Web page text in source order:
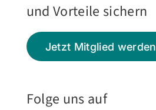
und Vorteile sichern
Jetzt Mitglied werden
Folge uns auf